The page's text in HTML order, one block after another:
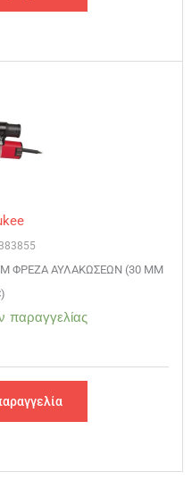
ΦΡΕΖΑ ΑΥΛΑΚΩΣΕΩΝ (30 MM
παραγγελίας